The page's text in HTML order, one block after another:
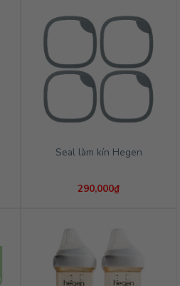
Seal làm kín Hegen
290,000₫